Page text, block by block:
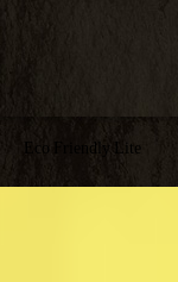
Eco Friendly Lite